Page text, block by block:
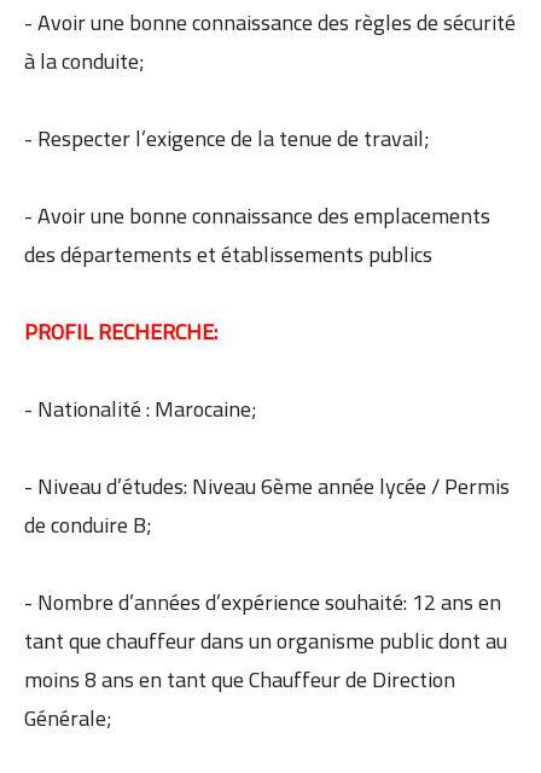
- Avoir une bonne connaissance des règles de sécurité
à la conduite;
- Respecter l’exigence de la tenue de travail;
- Avoir une bonne connaissance des emplacements
des départements et établissements publics
PROFIL RECHERCHE:
- Nationalité : Marocaine;
- Niveau d’études: Niveau 6ème année lycée / Permis
de conduire B;
- Nombre d’années d’expérience souhaité: 12 ans en
tant que chauffeur dans un organisme public dont au
moins 8 ans en tant que Chauffeur de Direction
Générale;